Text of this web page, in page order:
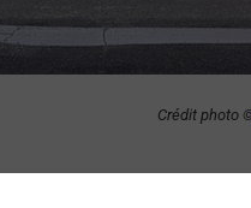
Crédit photo